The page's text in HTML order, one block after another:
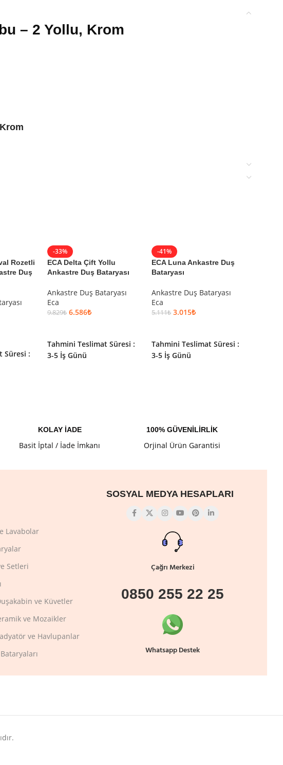
– 2 Yollu, Krom
Rozetli
Duş
Süresi :
-33%
ECA Delta Çift Yollu
Ankastre Duş Bataryası
Ankastre Duş Bataryası
Eca
9.829₺ 6.586₺
Tahmini Teslimat Süresi :
3-5 İş Günü
-41%
ECA Luna Ankastre Duş
Bataryası
Ankastre Duş Bataryası
Eca
5.111₺ 3.015₺
Tahmini Teslimat Süresi :
3-5 İş Günü
KOLAY İADE
Basit İptal / İade İmkanı
100% GÜVENİLİRLİK
Orjinal Ürün Garantisi
Lavabolar
Setleri
ve Küvetler
ve Mozaikler
ve Havlupanlar
SOSYAL MEDYA HESAPLARI
Çağrı Merkezi
0850 255 22 25
Whatsapp Destek